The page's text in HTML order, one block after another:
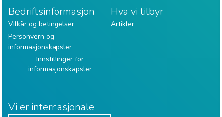
Bedriftsinformasjon
Vilkår og betingelser
Personvern og
informasjonskapsler
Innstillinger for
informasjonskapsler
Hva vi tilbyr
Artikler
Vi er internasjonale